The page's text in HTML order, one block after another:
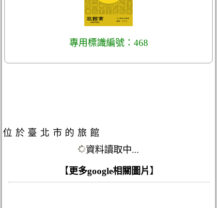
專用標識編號：468
位於臺北市的旅館
資料讀取中...
【 更多google相關圖片 】